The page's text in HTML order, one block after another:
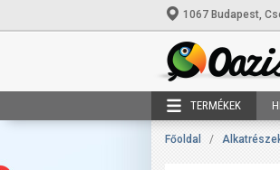
1067 Budapest,
TERMÉKEK
Főoldal /